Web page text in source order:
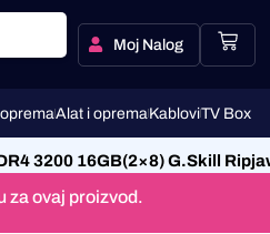
Moj Nalog
Alat i opremaKabloviTV Box
3200 16GB(2×8) G.Skill
za ovaj proizvod.